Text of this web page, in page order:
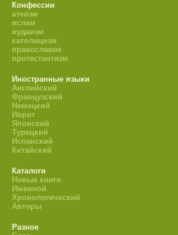
Конфессии
атеизм
ислам
иудаизм
католицизм
православие
протестантизм
Иностранные языки
Английский
Французский
Немецкий
Иврит
Японский
Турецкий
Испанский
Китайский
Каталоги
Новые книги
Именной
Хронологический
Авторы
Разное